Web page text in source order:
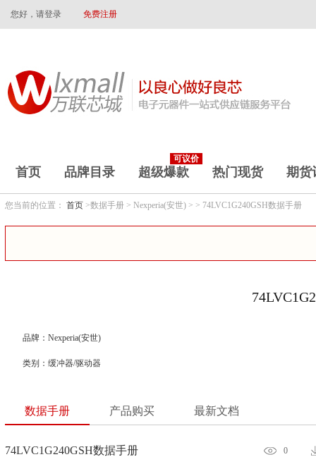
您好，请登录 免费注册
首页 品牌目录
可议价
超级爆款 热门现货 期货
您当前的位置： 首页 >数据手册 > Nexperia(安世) > > 74LVC1G240GSH数据手册
品牌：Nexperia(安世)
类别：缓冲器/驱动器
数据手册 产品购买 最新文档
74LVC1G240GSH数据手册 0